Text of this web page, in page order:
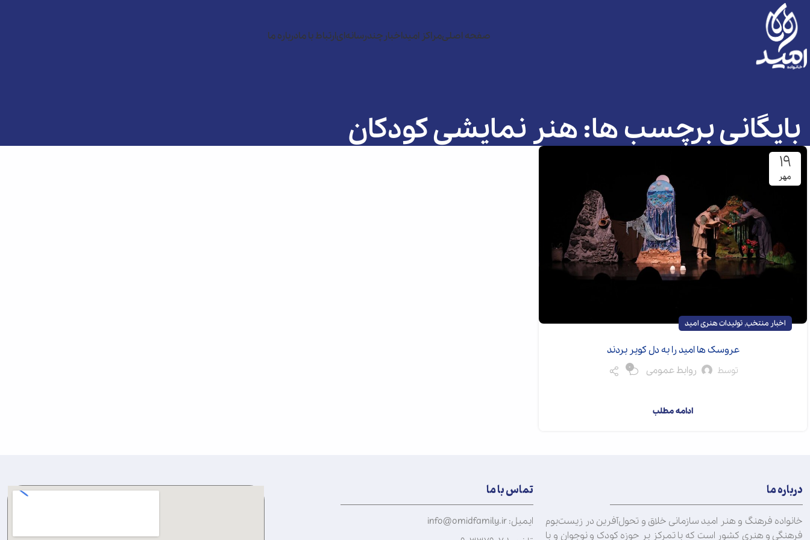
صفحه اصلیمراکز امیداخبار چندرسانه‌ایارتباط با مادرباره ما
بایگانی برچسب ها: هنر نمایشی کودکان
۱۹
مهر
اخبار منتخب, تولیدات هنری امید
عروسک ها امید را به دل کویر بردند
توسط روابط عمومی 0
ادامه مطلب
درباره ما
خانواده فرهنگ و هنر امید سازمانی خلاق و تحول‌آفرین در زیست‌بوم
فرهنگی و هنری کشور است که با تمرکز بر حوزه کودک و نوجوان و با
تماس با ما
ایمیل: info@omidfamily.ir